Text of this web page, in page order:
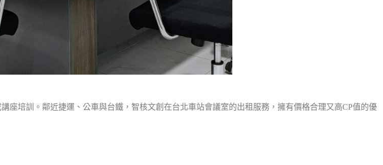
座培訓。鄰近捷運、公車與台鐵，智核文創在台北車站會議室的出租服務，擁有價格合理又高CP值的優